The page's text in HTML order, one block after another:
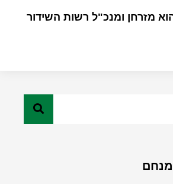
מזרחן ומנכ"ל רשות השידור
מנחם